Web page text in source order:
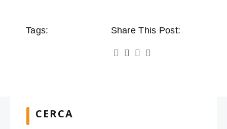
Tags: Share This Post:
CERCA